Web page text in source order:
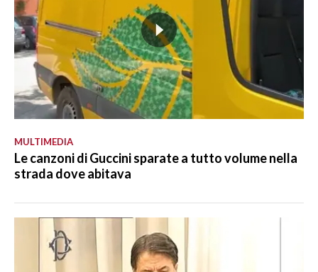
MULTIMEDIA
Le canzoni di Guccini sparate a tutto volume nella
strada dove abitava